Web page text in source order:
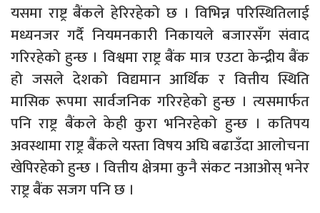
यसमा राष्ट्र बैंकले हेरिरहेको छ । विभिन्न परिस्थितिलाई
मध्यनजर गर्दै नियमनकारी निकायले बजारसँग संवाद
गरिरहेको हुन्छ । विश्वमा राष्ट्र बैंक मात्र एउटा केन्द्रीय बैंक
हो जसले देशको विद्यमान आर्थिक र वित्तीय स्थिति
मासिक रूपमा सार्वजनिक गरिरहेको हुन्छ । त्यसमार्फत
पनि राष्ट्र बैंकले केही कुरा भनिरहेको हुन्छ । कतिपय
अवस्थामा राष्ट्र बैंकले यस्ता विषय अघि बढाउँदा आलोचना
खेपिरहेको हुन्छ । वित्तीय क्षेत्रमा कुनै संकट नआओस् भनेर
राष्ट्र बैंक सजग पनि छ ।